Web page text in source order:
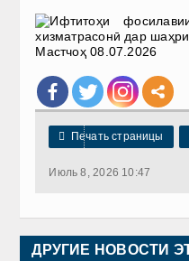
 Печать страницы
Июль 8, 2026 10:47
ДРУГИЕ НОВОСТИ